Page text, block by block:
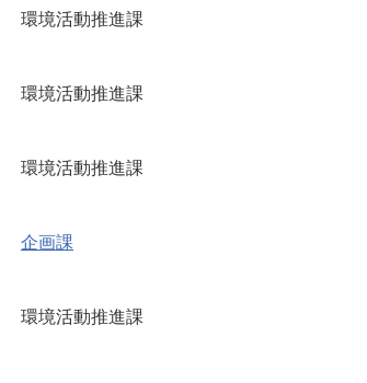
環境活動推進課
環境活動推進課
環境活動推進課
企画課
環境活動推進課